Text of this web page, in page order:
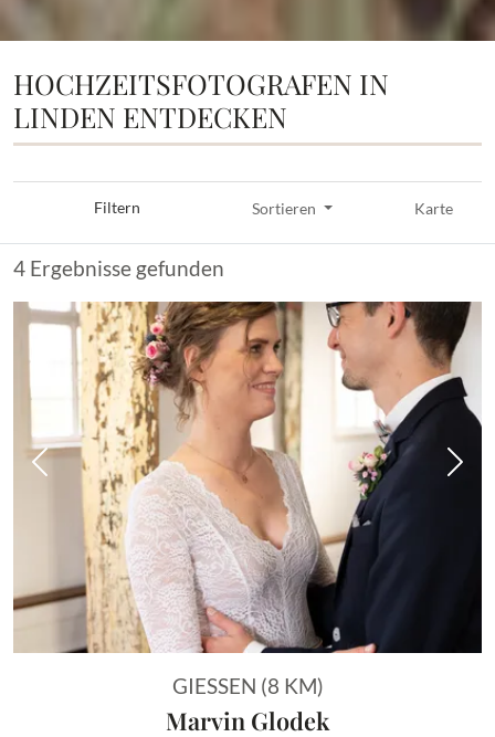
HOCHZEITSFOTOGRAFEN IN
LINDEN ENTDECKEN
Filtern Sortieren Karte
4 Ergebnisse gefunden
Vorheriges Bild
GIESSEN (8 KM)
Marvin Glodek